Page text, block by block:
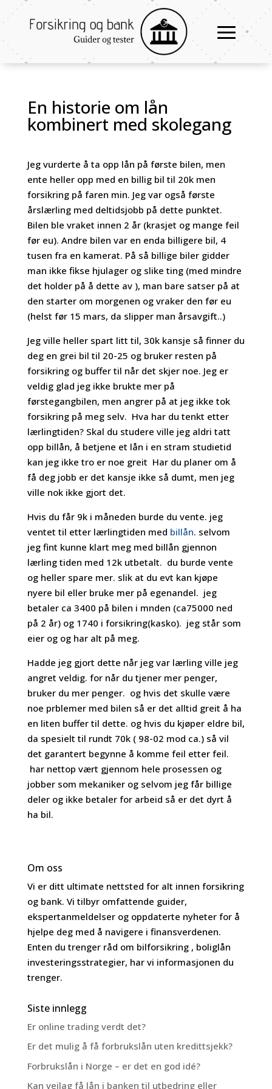
En historie om lån
kombinert med skolegang
Jeg vurderte å ta opp lån på første bilen, men
ente heller opp med en billig bil til 20k men
forsikring på faren min. Jeg var også første
årslærling med deltidsjobb på dette punktet.
Bilen ble vraket innen 2 år (krasjet og mange feil
før eu). Andre bilen var en enda billigere bil, 4
tusen fra en kamerat. På så billige biler gidder
man ikke fikse hjulager og slike ting (med mindre
det holder på å dette av ), man bare satser på at
den starter om morgenen og vraker den før eu
(helst før 15 mars, da slipper man årsavgift..)
Jeg ville heller spart litt til, 30k kansje så finner du
deg en grei bil til 20-25 og bruker resten på
forsikring og buffer til når det skjer noe. Jeg er
veldig glad jeg ikke brukte mer på
førstegangbilen, men angrer på at jeg ikke tok
forsikring på meg selv. Hva har du tenkt etter
lærlingtiden? Skal du studere ville jeg aldri tatt
opp billån, å betjene et lån i en stram studietid
kan jeg ikke tro er noe greit Har du planer om å
få deg jobb er det kansje ikke så dumt, men jeg
ville nok ikke gjort det.
Hvis du får 9k i måneden burde du vente. jeg
ventet til etter lærlingtiden med billån. selvom
jeg fint kunne klart meg med billån gjennon
lærling tiden med 12k utbetalt. du burde vente
og heller spare mer. slik at du evt kan kjøpe
nyere bil eller bruke mer på egenandel. jeg
betaler ca 3400 på bilen i mnden (ca75000 ned
på 2 år) og 1740 i forsikring(kasko). jeg står som
eier og og har alt på meg.
Hadde jeg gjort dette når jeg var lærling ville jeg
angret veldig. for når du tjener mer penger,
bruker du mer penger. og hvis det skulle være
noe prblemer med bilen så er det alltid greit å ha
en liten buffer til dette. og hvis du kjøper eldre bil,
da spesielt til rundt 70k ( 98-02 mod ca.) så vil
det garantert begynne å komme feil etter feil.
har nettop vært gjennom hele prosessen og
jobber som mekaniker og selvom jeg får billige
deler og ikke betaler for arbeid så er det dyrt å
ha bil.
Om oss
Vi er ditt ultimate nettsted for alt innen forsikring
og bank. Vi tilbyr omfattende guider,
ekspertanmeldelser og oppdaterte nyheter for å
hjelpe deg med å navigere i finansverdenen.
Enten du trenger råd om bilforsikring , boliglån
investeringsstrategier, har vi informasjonen du
trenger.
Siste innlegg
Er online trading verdt det?
Er det mulig å få forbrukslån uten kredittsjekk?
Forbrukslån i Norge – er det en god idé?
Kan veilag få lån i banken til utbedring eller